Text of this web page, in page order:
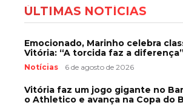
ÚLTIMAS NOTÍCIAS
Emocionado, Marinho celebra
Vitória: “A torcida faz a diferença”
Notícias 6 de agosto de 2026
Vitória faz um jogo gigante no
o Athletico e avança na Copa do